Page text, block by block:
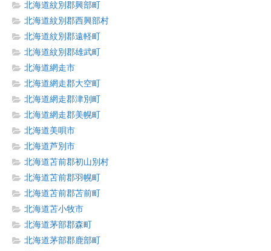
北海道紋別郡興部町
北海道紋別郡西興部村
北海道紋別郡遠軽町
北海道紋別郡雄武町
北海道網走市
北海道網走郡大空町
北海道網走郡津別町
北海道網走郡美幌町
北海道美唄市
北海道芦別市
北海道苫前郡初山別村
北海道苫前郡羽幌町
北海道苫前郡苫前町
北海道苫小牧市
北海道茅部郡森町
北海道茅部郡鹿部町